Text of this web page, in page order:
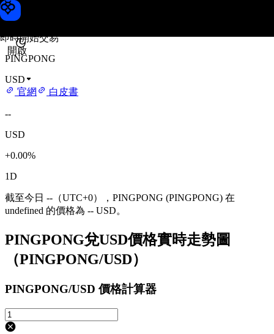
即時開始交易
開啟
PINGPONG 價格
PINGPONG
USD
官網
白皮書
--
USD
+0.00%
1D
截至今日 --（UTC+0），PINGPONG (PINGPONG) 在
undefined 的價格為 -- USD。
PINGPONG兌USD價格實時走勢圖
（PINGPONG/USD）
PINGPONG/USD 價格計算器